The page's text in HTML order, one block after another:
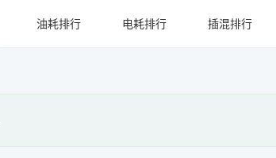
油耗排行 电耗排行 插混排行